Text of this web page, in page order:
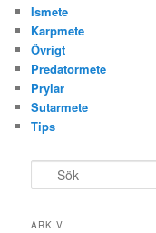
Ismete
Karpmete
Övrigt
Predatormete
Prylar
Sutarmete
Tips
ö
ARKIV